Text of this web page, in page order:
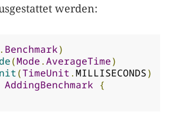
werden:
. Benchmark)
(Mode.AverageTime)
(TimeUnit.MILLISECONDS)
AddingBenchmark {